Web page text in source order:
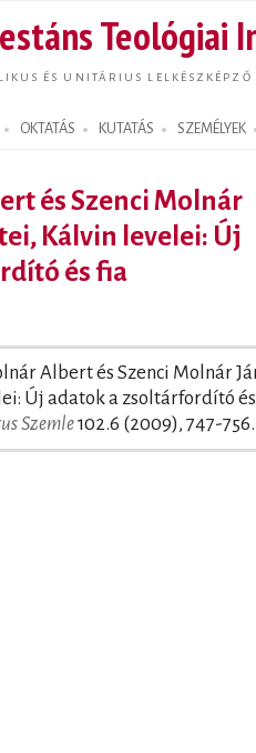
Teológiai
ÉS UNITÁRIUS LELKÉSZKÉPZŐ
OKTATÁS KUTATÁS SZEMÉLYEK
és Szenci Molnár
Kálvin levelei: Új
és fia
Albert és Szenci Molnár
Új adatok a zsoltárfordító
Szemle102.6 (2009), 747-